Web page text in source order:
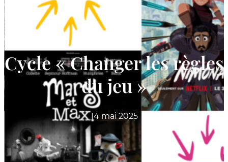
Cycle « Changer les règles
du jeu »
14 mai 2025